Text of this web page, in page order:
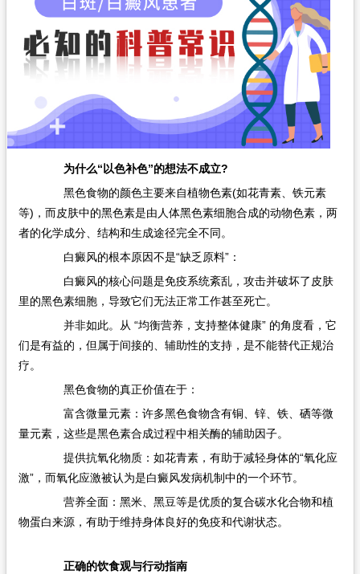
为什么“以色补色”的想法不成立?
黑色食物的颜色主要来自植物色素(如花青素、铁元素
等)，而皮肤中的黑色素是由人体黑色素细胞合成的动物色素，两
者的化学成分、结构和生成途径完全不同。
白癜风的根本原因不是“缺乏原料”：
白癜风的核心问题是免疫系统紊乱，攻击并破坏了皮肤
里的黑色素细胞，导致它们无法正常工作甚至死亡。
并非如此。从 “均衡营养，支持整体健康”​ 的角度看，它
们是有益的，但属于间接的、辅助性的支持，是不能替代正规治
疗。
黑色食物的真正价值在于：
富含微量元素：许多黑色食物含有铜、锌、铁、硒等微
量元素，这些是黑色素合成过程中相关酶的辅助因子。
提供抗氧化物质：如花青素，有助于减轻身体的“氧化应
激”，而氧化应激被认为是白癜风发病机制中的一个环节。
营养全面：黑米、黑豆等是优质的复合碳水化合物和植
物蛋白来源，有助于维持身体良好的免疫和代谢状态。
正确的饮食观与行动指南